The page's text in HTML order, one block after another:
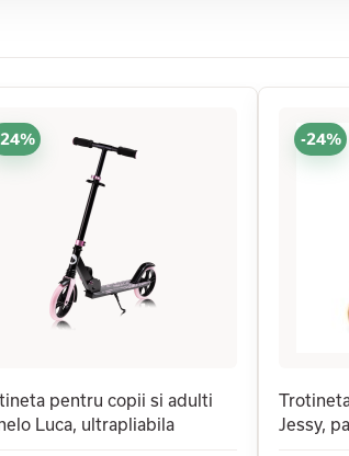
pentru copii si adulti
Luca, ultrapliabila
-24%
Jessy,